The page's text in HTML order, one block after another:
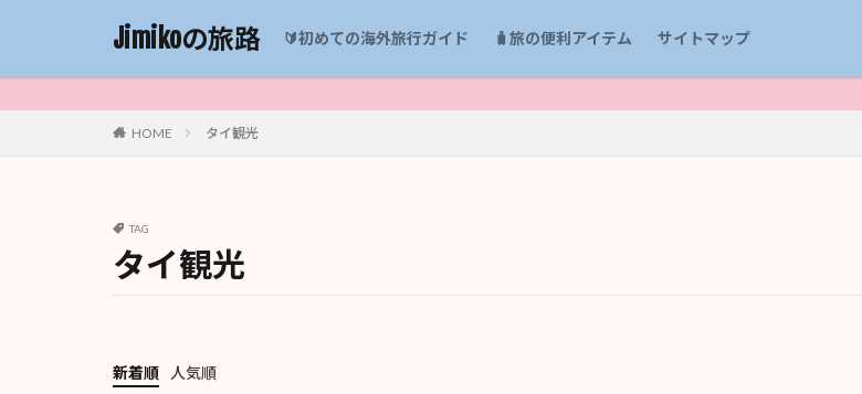
Jimikoの旅路 🔰初めての海外旅行ガイド 🧳旅の便利アイテム サイトマップ
HOME タイ観光
TAG
タイ観光
新着順 人気順